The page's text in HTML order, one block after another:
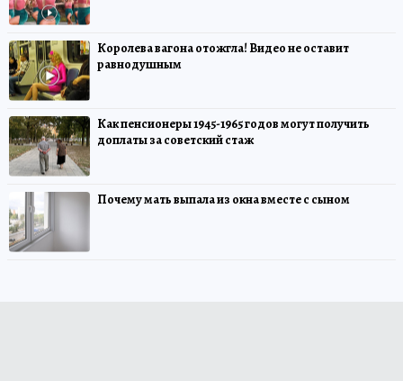
Королева вагона отожгла! Видео не оставит
равнодушным
Как пенсионеры 1945-1965 годов могут получить
доплаты за советский стаж
Почему мать выпала из окна вместе с сыном